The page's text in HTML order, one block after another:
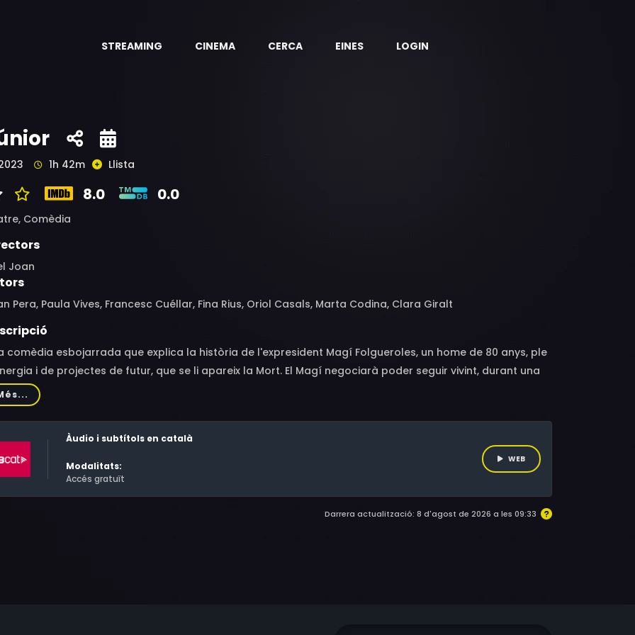
STREAMING CINEMA CERCA EINES LOGIN
1h 42m Llista
8.0 0.0
Comèdia
Joan
Pera, Paula Vives, Francesc Cuéllar, Fina Rius, Oriol Casals, Marta Codina, Clara Giralt
comèdia esbojarrada que explica la història de l'expresident Magí Folgueroles, un home de 80 anys, ple
i de projectes de futur, que se li apareix la Mort. El Magí negociarà poder seguir vivint, durant una
en el cos d'un jove.
Àudio i subtítols en català
Modalitats:
Accés gratuït
WEB
Darrera actualització: 8 d'agost de 2026 a les 09:33